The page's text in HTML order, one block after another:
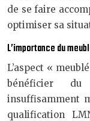
de se faire
optimiser sa
L’importance du
L’aspect «
bénéficier
insuffisamment
qualification